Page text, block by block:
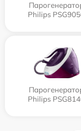
Philips
Philips